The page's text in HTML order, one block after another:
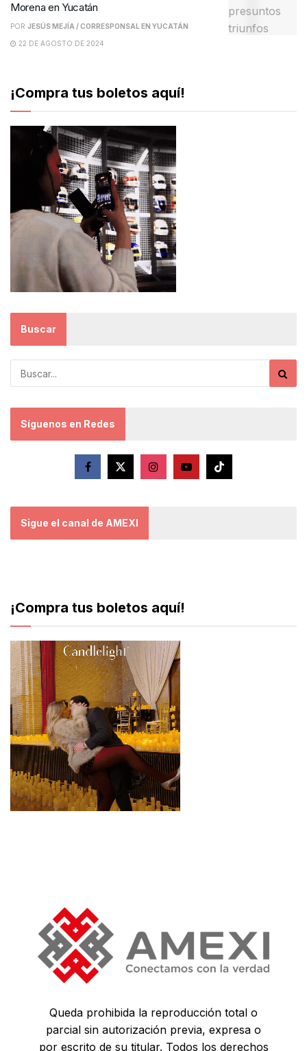
Morena en Yucatán
POR JESÚS MEJÍA / CORRESPONSAL EN YUCATÁN
22 DE AGOSTO DE 2024
¡Compra tus boletos aquí!
Buscar
Síguenos en Redes
Sigue el canal de AMEXI
¡Compra tus boletos aquí!
Queda prohibida la reproducción total o
parcial sin autorización previa, expresa o
por escrito de su titular. Todos los derechos